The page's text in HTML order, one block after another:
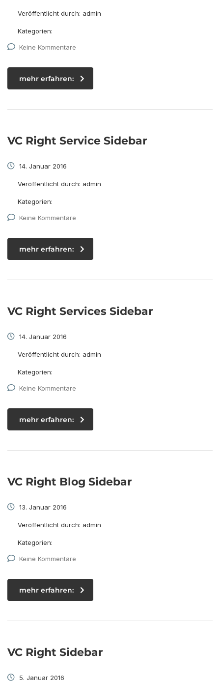
Veröffentlicht durch: admin
Kategorien:
Keine Kommentare
mehr erfahren:
VC Right Service Sidebar
14. Januar 2016
Veröffentlicht durch: admin
Kategorien:
Keine Kommentare
mehr erfahren:
VC Right Services Sidebar
14. Januar 2016
Veröffentlicht durch: admin
Kategorien:
Keine Kommentare
mehr erfahren:
VC Right Blog Sidebar
13. Januar 2016
Veröffentlicht durch: admin
Kategorien:
Keine Kommentare
mehr erfahren:
VC Right Sidebar
5. Januar 2016